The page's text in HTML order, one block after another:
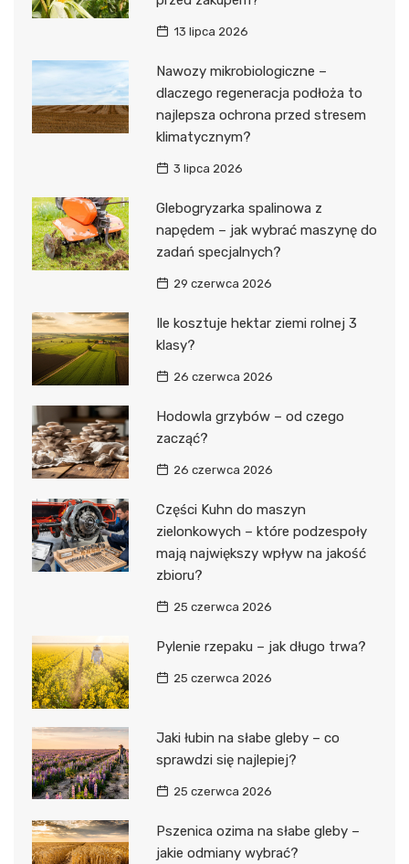
13 lipca 2026
Nawozy mikrobiologiczne –
dlaczego regeneracja podłoża to
najlepsza ochrona przed stresem
klimatycznym?
3 lipca 2026
Glebogryzarka spalinowa z
napędem – jak wybrać maszynę do
zadań specjalnych?
29 czerwca 2026
Ile kosztuje hektar ziemi rolnej 3
klasy?
26 czerwca 2026
Hodowla grzybów – od czego
zacząć?
26 czerwca 2026
Części Kuhn do maszyn
zielonkowych – które podzespoły
mają największy wpływ na jakość
zbioru?
25 czerwca 2026
Pylenie rzepaku – jak długo trwa?
25 czerwca 2026
Jaki łubin na słabe gleby – co
sprawdzi się najlepiej?
25 czerwca 2026
Pszenica ozima na słabe gleby –
jakie odmiany wybrać?